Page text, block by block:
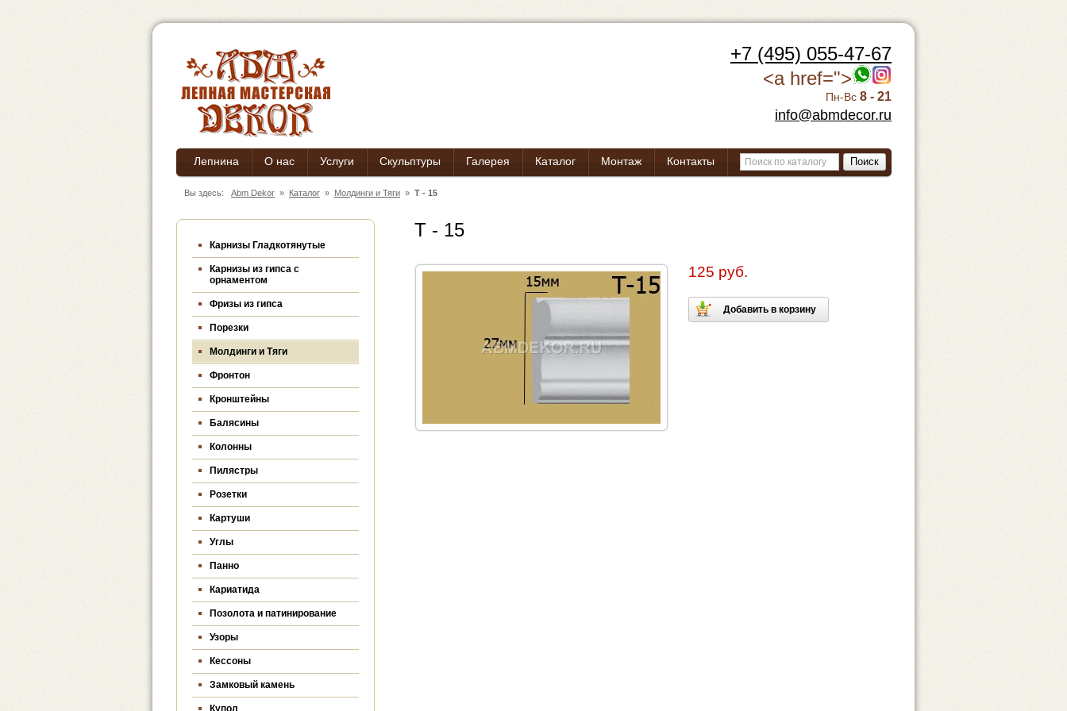
+7 (495) 055-47-67
<a href=">
Пн-Вс 8 - 21
info@abmdecor.ru
Лепнина О нас Услуги Скульптуры Галерея Каталог Монтаж Контакты Поиск
Вы здесь: Abm Dekor » Каталог » Молдинги и Тяги » Т - 15
Карнизы Гладкотянутые
Карнизы из гипса c
орнаментом
Фризы из гипса
Порезки
Молдинги и Тяги
Фронтон
Кронштейны
Балясины
Колонны
Пилястры
Розетки
Картуши
Углы
Панно
Кариатида
Позолота и патинирование
Узоры
Кессоны
Замковый камень
Купол
Т - 15
125 руб.
Добавить в корзину